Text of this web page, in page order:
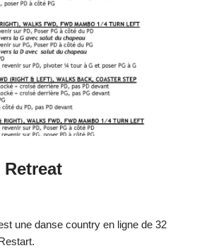
Retreat
une danse country en ligne de 32